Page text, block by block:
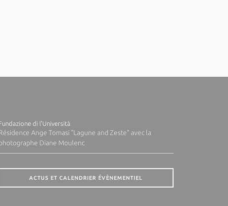
di l'Università
Ange Tomasi "Lagune and Zeste" avec la
Diane Moulenc
ACTUS ET CALENDRIER ÉVÈNEMENTIEL